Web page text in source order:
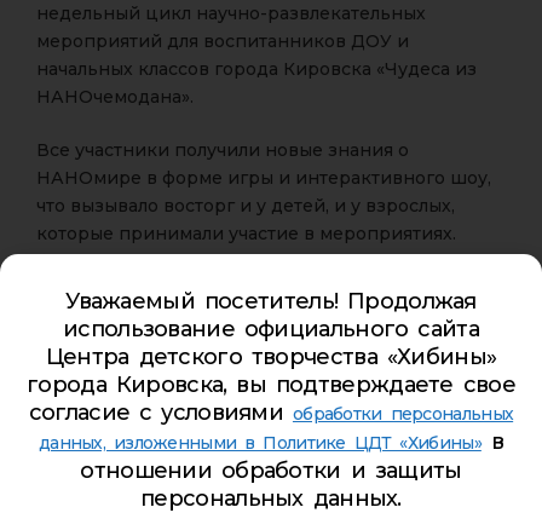
недельный цикл научно-развлекательных
мероприятий для воспитанников ДОУ и
начальных классов города Кировска «Чудеса из
НАНОчемодана».
Все участники получили новые знания о
НАНОмире в форме игры и интерактивного шоу,
что вызывало восторг и у детей, и у взрослых,
которые принимали участие в мероприятиях.
Фишкой мероприятия стали абсолютно новые
опыты и и эксперименты из НАНОчемодана 2.0.
Уважаемый посетитель! Продолжая
использование официального сайта
Центра детского творчества «Хибины»
города Кировска, вы подтверждаете свое
согласие с условиями обработки персональных
данных, изложенными в Политике ЦДТ «Хибины»в
отношении обработки и защиты
персональных данных.